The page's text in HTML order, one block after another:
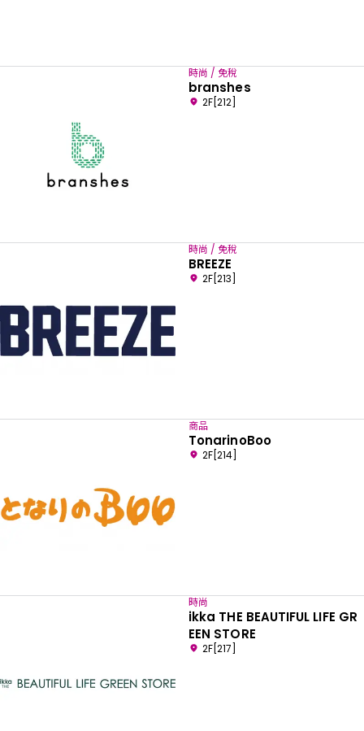
時尚 / 免稅
branshes
2F[212]
時尚 / 免稅
BREEZE
2F[213]
商品
TonarinoBoo
2F[214]
時尚
ikka THE BEAUTIFUL LIFE GR
EEN STORE
2F[217]